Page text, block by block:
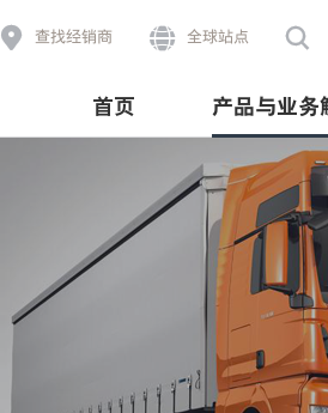
 查找经销商  全球站点 
首页 产品与业务